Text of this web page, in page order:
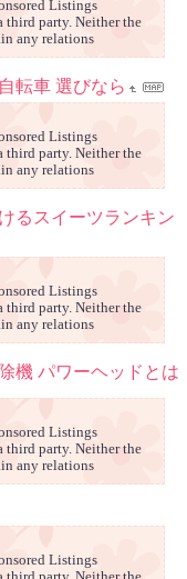
Listings
third party. Neither the
any relations
転車 選びなら
Listings
third party. Neither the
any relations
るスイーツランキン
Listings
third party. Neither the
any relations
機 パワーヘッドとは
Listings
third party. Neither the
any relations
Listings